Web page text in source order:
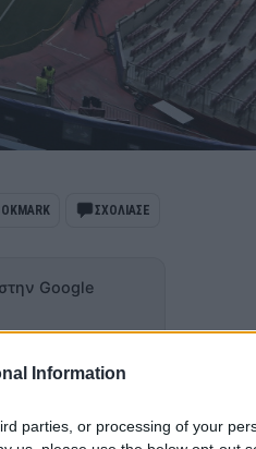
Information
parties, or processing of your
ΣΧΟΛΙΑΣΕ
Google
2023/24 το